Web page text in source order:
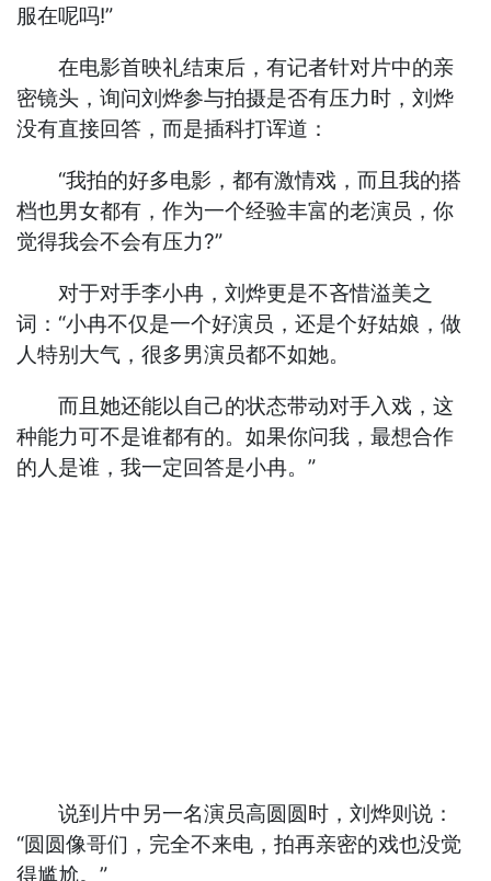
服在呢吗!”
在电影首映礼结束后，有记者针对片中的亲
密镜头，询问刘烨参与拍摄是否有压力时，刘烨
没有直接回答，而是插科打诨道：
“我拍的好多电影，都有激情戏，而且我的搭
档也男女都有，作为一个经验丰富的老演员，你
觉得我会不会有压力?”
对于对手李小冉，刘烨更是不吝惜溢美之
词：“小冉不仅是一个好演员，还是个好姑娘，做
人特别大气，很多男演员都不如她。
而且她还能以自己的状态带动对手入戏，这
种能力可不是谁都有的。如果你问我，最想合作
的人是谁，我一定回答是小冉。”
说到片中另一名演员高圆圆时，刘烨则说：
“圆圆像哥们，完全不来电，拍再亲密的戏也没觉
得尴尬。”